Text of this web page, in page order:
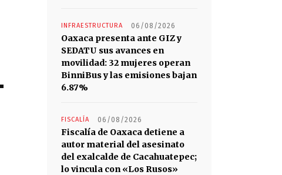
INFRAESTRUCTURA 06/08/2026
Oaxaca presenta ante GIZ y
SEDATU sus avances en
movilidad: 32 mujeres operan
BinniBus y las emisiones bajan
6.87%
FISCALÍA 06/08/2026
Fiscalía de Oaxaca detiene a
autor material del asesinato
del exalcalde de Cacahuatepec;
lo vincula con «Los Rusos»